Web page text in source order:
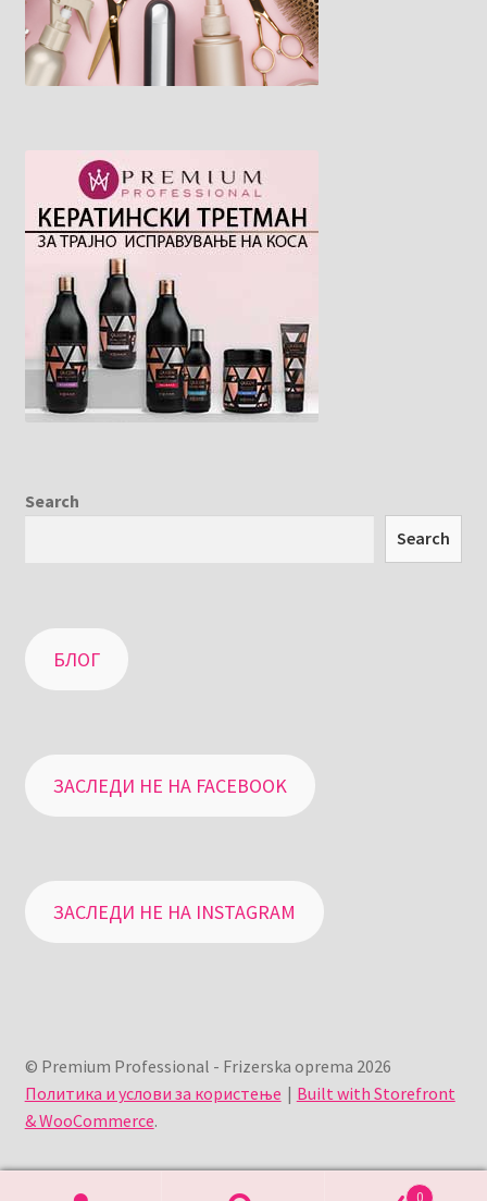
Search
Search
БЛОГ
ЗАСЛЕДИ НЕ НА FACEBOOK
ЗАСЛЕДИ НЕ НА INSTAGRAM
© Premium Professional - Frizerska oprema 2026
Политика и услови за користење
Built with Storefront
& WooCommerce.
0